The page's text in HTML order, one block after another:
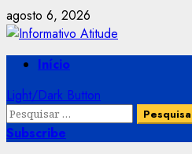
Skip
to
content
agosto 6, 2026
PrimaryInício
Light/Dark Button
Pesquisar
por:
Subscribe